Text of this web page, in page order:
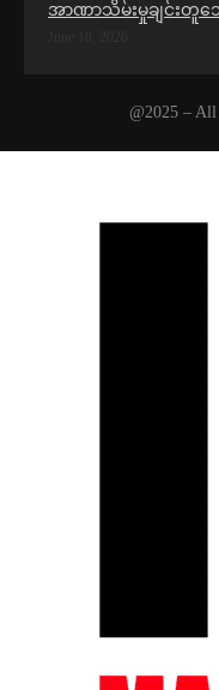
အာဏာသိမ်းမှုချင်းတူသ
@2025 – All